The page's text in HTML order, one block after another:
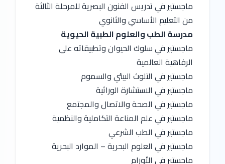
من التعليم الأساسي والثانوي
مدرسة الطب والعلوم الطبية الحيوية
الرفاهية العالمية
ماجستير في التلوث البيئي والسموم
ماجستير في الاستشارة الوراثية
ماجستير في الصحة والاتصال والمجتمع
ماجستير في علم المناعة التكاملية والنظمية
ماجستير في الطب الشرعي
ماجستير في العلوم البحرية – الموارد البحرية
ماجستير في الأورام